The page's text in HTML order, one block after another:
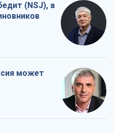
(NSJ), а
может